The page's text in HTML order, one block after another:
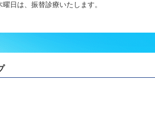
日は、振替診療いたします。